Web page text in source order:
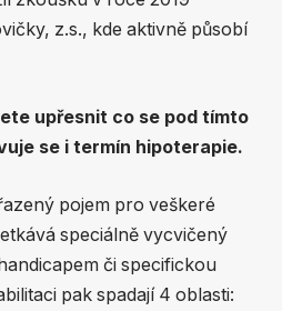
z.s., kde aktivně působí
upřesnit co se pod tímto
se i termín hipoterapie.
pojem pro veškeré
speciálně vycvičený
či specifickou
pak spadají 4 oblasti: